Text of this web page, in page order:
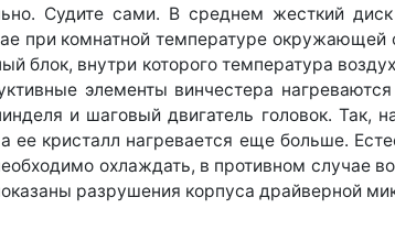
Судите сами. В среднем жесткий
при комнатной температуре
блок, внутри которого температура
элементы винчестера
и шаговый двигатель головок.
ее кристалл нагревается еще больше.
охлаждать, в противном случае
разрушения корпуса драйверной